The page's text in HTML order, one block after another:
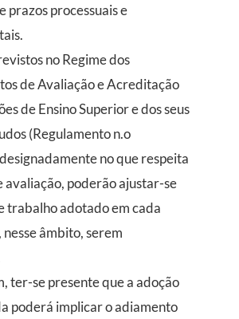
prazos processuais e
no Regime dos
de Avaliação e Acreditação
de Ensino Superior e dos seus
(Regulamento n.o
no que respeita
avaliação, poderão ajustar-se
trabalho adotado em cada
âmbito, serem
ter-se presente que a adoção
poderá implicar o adiamento